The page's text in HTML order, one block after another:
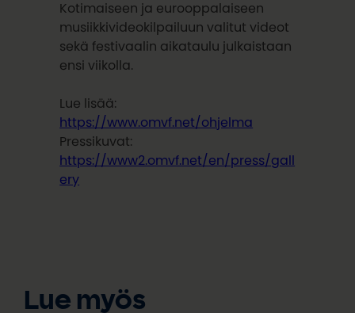
Kotimaiseen ja eurooppalaiseen
musiikkivideokilpailuun valitut videot
sekä festivaalin aikataulu julkaistaan
ensi viikolla.
Lue lisää:
https://www.omvf.net/ohjelma
Pressikuvat:
https://www2.omvf.net/en/press/gall
ery
Lue myös